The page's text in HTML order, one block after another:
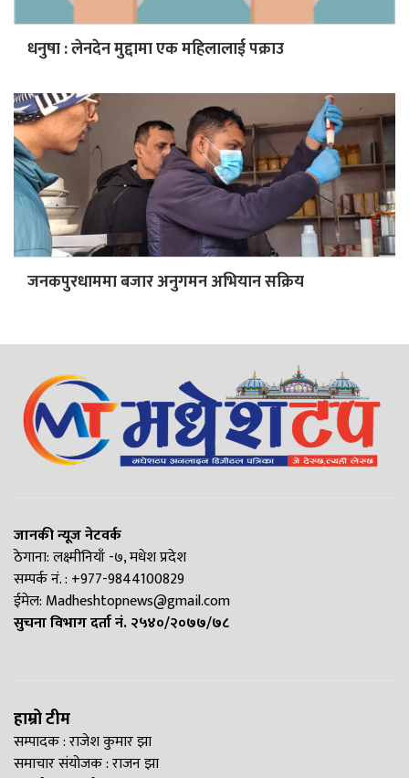
धनुषा : लेनदेन मुद्दामा एक महिलालाई पक्राउ
जनकपुरधाममा बजार अनुगमन अभियान सक्रिय
जानकी न्यूज नेटवर्क
ठेगाना: लक्ष्मीनियाँ -७, मधेश प्रदेश
सम्पर्क नं. : +977-9844100829
ईमेल: Madheshtopnews@gmail.com
सुचना विभाग दर्ता नं. २५४०/२०७७/७८
हाम्रो टीम
सम्पादक : राजेश कुमार झा
समाचार संयोजक : राजन झा